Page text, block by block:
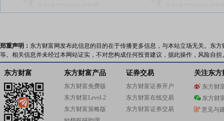
郑重声明： 东方财富网发布此信息的目的在于传播更多信息，与本站立场无关。东
等。相关信息并未经过本网站证实，不对您构成任何投资建议，据此操作，风险自担